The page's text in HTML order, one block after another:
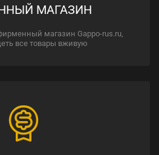
МАГАЗИН
магазин Gappo-rus.ru,
все товары вживую